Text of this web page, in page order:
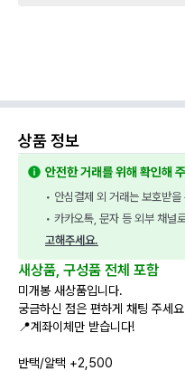
상품 정보
안전한 거래를 위해 확인해
• 안심결제 외 거래는 보호받을
• 카카오톡, 문자 등 외부 채널
고해주세요.
새상품, 구성품 전체 포함
미개봉 새상품입니다.
궁금하신 점은 편하게 채팅 주세
📍계좌이체만 받습니다!
반택/알택 +2,500